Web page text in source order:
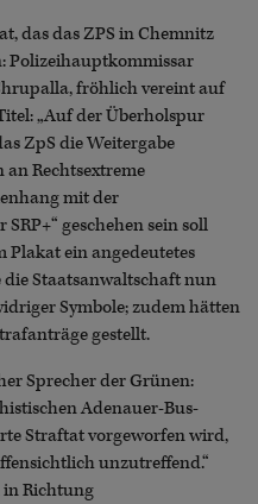
das das ZPS in Chemnitz
Polizeihauptkommissar
fröhlich vereint auf
„Auf der Überholspur
ZpS die Weitergabe
Rechtsextreme
mit der
geschehen sein soll
Plakat ein angedeutetes
die Staatsanwaltschaft nun
Symbole; zudem hätten
gestellt.
Sprecher der Grünen:
Adenauer-Bus-
Straftat vorgeworfen wird,
unzutreffend.“
Richtung